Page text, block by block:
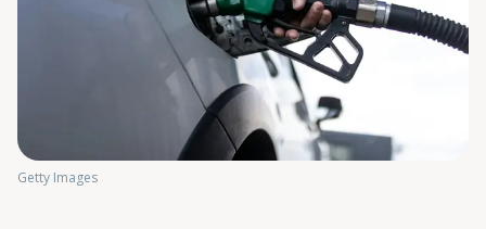
Getty Images